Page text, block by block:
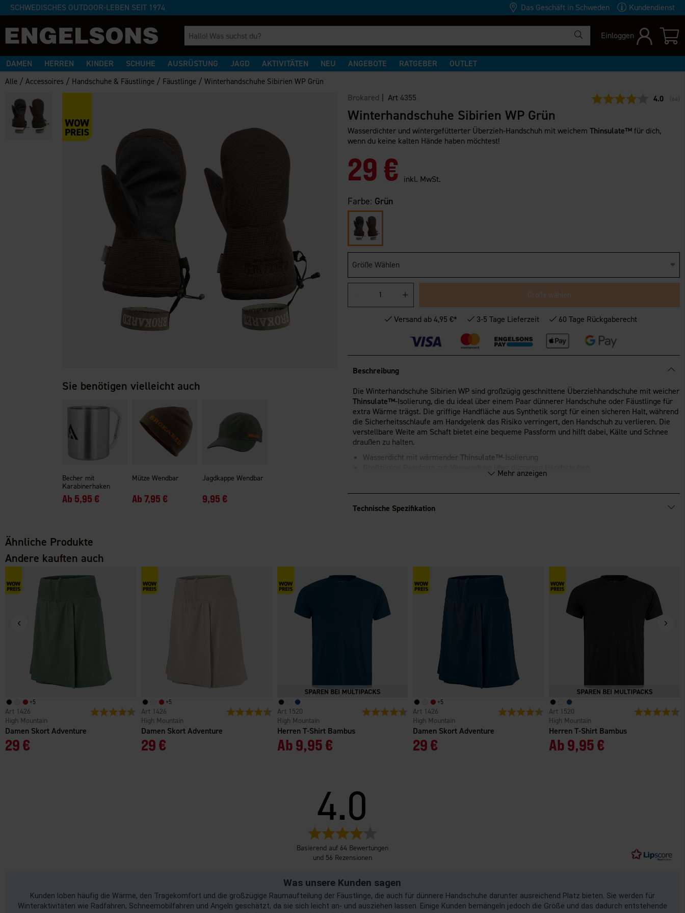
SCHWEDISCHES OUTDOOR-LEBEN SEIT 1974 Das Geschäft in Schweden Kundendienst
Einloggen
DAMEN HERREN KINDER SCHUHE AUSRÜSTUNG JAGD AKTIVITÄTEN NEU ANGEBOTE RATGEBER OUTLET
Alle /Accessoires / Handschuhe & Fäustlinge / Fäustlinge /Winterhandschuhe Sibirien WP Grün
Sie benötigen vielleicht auch
Becher mit
Karabinerhaken
Ab 5,95 €
Mütze Wendbar
Ab7,95 €
Jagdkappe Wendbar
9,95 €
Brokared | Art4355 4.0 (64
Winterhandschuhe Sibirien WP Grün
Wasserdichter und wintergefütterter Überzieh-Handschuh mit weichem Thinsulate™für dich,
wenn du keine kalten Hände haben möchtest!
29 € inkl. MwSt.
Farbe: Grün
Größe Wählen
Größe wählen
Versand ab 4,95 €* 3-5 Tage Lieferzeit 60 Tage Rückgaberecht
Beschreibung
Die Winterhandschuhe Sibirien WP sind großzügig geschnittene Überziehhandschuhe mit weicher
Thinsulate™-Isolierung, die du ideal über einem Paar dünnerer Handschuhe oder Fäustlinge für
extra Wärme trägst. Die griffige Handfläche aus Synthetik sorgt für einen sicheren Halt, während
die Sicherheitsschlaufe am Handgelenk das Risiko verringert, den Handschuh zu verlieren. Die
verstellbare Weite am Schaft bietet eine bequeme Passform und hilft dabei, Kälte und Schnee
draußen zu halten.
Wasserdicht mit wärmender Thinsulate™-Isolierung
Griffige Handfläche und Sicherheitsschlaufe am Handgelenk
Fluorfreie ImprägnierungBIONIC-FINISH® ECO.
Mehr anzeigen
Technische Spezifikation
Ähnliche Produkte
Andere kauften auch
+5
Damen Skort Adventure
High Mountain
1426
29 €
Bewertung: 4.7 von 5 Sternen
+5
Damen Skort Adventure
High Mountain
1426
29 €
Bewertung: 4.7 von 5 Sternen
Herren T-Shirt Bambus
High Mountain
1520
Ab9,95 €
Bewertung: 4.4 von 5 Sternen
+5
Damen Skort Adventure
High Mountain
1426
29 €
Bewertung: 4.7 von 5 Sternen
Herren T-Shirt Bambus
High Mountain
1520
Ab9,95 €
Bewertung:
4.0
von
Basierend auf 64 Bewertungen
und 56 Rezensionen
Was unsere Kunden sagen
Kunden loben häufig die Wärme, den Tragekomfort und die großzügige Raumaufteilung der Fäustlinge, die auch für dünnere Handschuhe darunter ausreichend Platz bieten. Sie werden für
Winteraktivitäten wie Radfahren, Schneemobilfahren und Angeln geschätzt, da sie sich leicht an- und ausziehen lassen. Einige Kunden bemängeln jedoch die Größe und das dadurch entstehende